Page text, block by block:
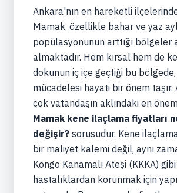
Değişir
Ankara'nın en hareketli
Mamak, özellikle bahar ve yaz
popülasyonunun arttığı bölgeler
almaktadır. Hem kırsal hem de
dokunun iç içe geçtiği bu
mücadelesi hayati bir önem taşır.
çok vatandaşın aklındaki en
Mamak kene ilaçlama fiyatları
değişir? sorusudur. Kene
bir maliyet kalemi değil, aynı
Kongo Kanamalı Ateşi (KKKA)
hastalıklardan korunmak için